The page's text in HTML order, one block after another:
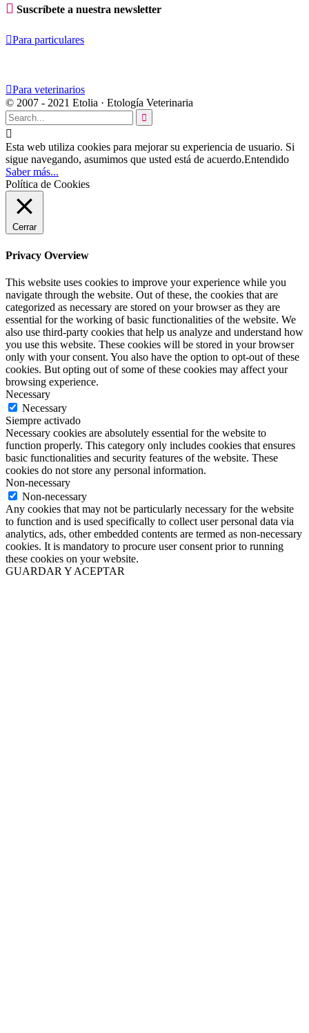
 Suscríbete a nuestra newsletter
Para particulares
Para veterinarios
© 2007 - 2021 Etolia · Etología Veterinaria


Esta web utiliza cookies para mejorar su experiencia de usuario. Si
sigue navegando, asumimos que usted está de acuerdo.Entendido
Saber más...
Política de Cookies
Cerrar
Privacy Overview
This website uses cookies to improve your experience while you
navigate through the website. Out of these, the cookies that are
categorized as necessary are stored on your browser as they are
essential for the working of basic functionalities of the website. We
also use third-party cookies that help us analyze and understand how
you use this website. These cookies will be stored in your browser
only with your consent. You also have the option to opt-out of these
cookies. But opting out of some of these cookies may affect your
browsing experience.
Necessary
Necessary
Siempre activado
Necessary cookies are absolutely essential for the website to
function properly. This category only includes cookies that ensures
basic functionalities and security features of the website. These
cookies do not store any personal information.
Non-necessary
Non-necessary
Any cookies that may not be particularly necessary for the website
to function and is used specifically to collect user personal data via
analytics, ads, other embedded contents are termed as non-necessary
cookies. It is mandatory to procure user consent prior to running
these cookies on your website.
GUARDAR Y ACEPTAR